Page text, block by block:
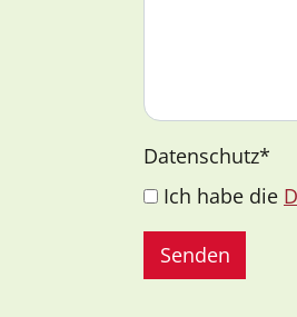
Datenschutz*
Ich habe die